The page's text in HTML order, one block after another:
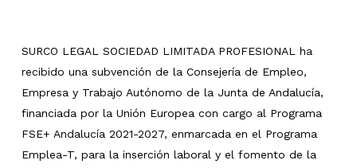
SURCO LEGAL SOCIEDAD LIMITADA PROFESIONAL ha
recibido una subvención de la Consejería de Empleo,
Empresa y Trabajo Autónomo de la Junta de Andalucía,
financiada por la Unión Europea con cargo al Programa
FSE+ Andalucía 2021-2027, enmarcada en el Programa
Emplea-T, para la inserción laboral y el fomento de la